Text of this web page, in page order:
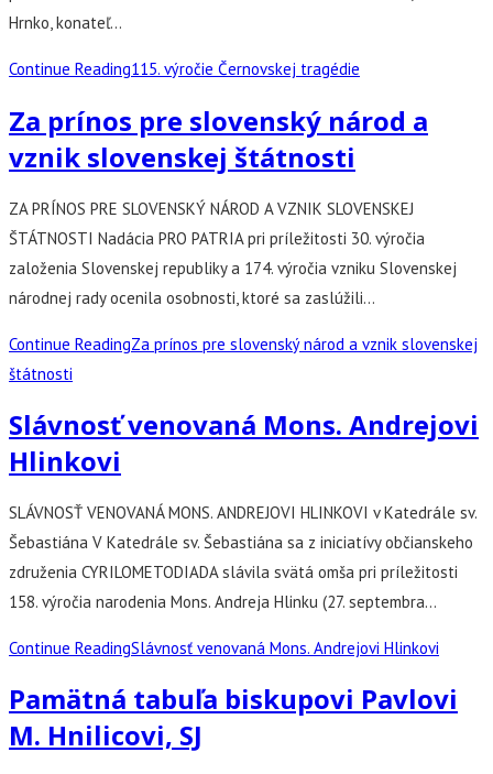
Hrnko, konateľ…
Continue Reading115. výročie Černovskej tragédie
Za prínos pre slovenský národ a
vznik slovenskej štátnosti
ZA PRÍNOS PRE SLOVENSKÝ NÁROD A VZNIK SLOVENSKEJ
ŠTÁTNOSTI Nadácia PRO PATRIA pri príležitosti 30. výročia
založenia Slovenskej republiky a 174. výročia vzniku Slovenskej
národnej rady ocenila osobnosti, ktoré sa zaslúžili…
Continue ReadingZa prínos pre slovenský národ a vznik slovenskej
štátnosti
Slávnosť venovaná Mons. Andrejovi
Hlinkovi
SLÁVNOSŤ VENOVANÁ MONS. ANDREJOVI HLINKOVI v Katedrále sv.
Šebastiána V Katedrále sv. Šebastiána sa z iniciatívy občianskeho
združenia CYRILOMETODIADA slávila svätá omša pri príležitosti
158. výročia narodenia Mons. Andreja Hlinku (27. septembra…
Continue ReadingSlávnosť venovaná Mons. Andrejovi Hlinkovi
Pamätná tabuľa biskupovi Pavlovi
M. Hnilicovi, SJ